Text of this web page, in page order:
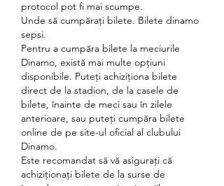
protocol pot fi mai scumpe.
Unde să cumpărați bilete. Bilete dinamo
sepsi.
Pentru a cumpăra bilete la meciurile
Dinamo, există mai multe opțiuni
disponibile. Puteți achiziționa bilete
direct de la stadion, de la casele de
bilete, înainte de meci sau în zilele
anterioare, sau puteți cumpăra bilete
online de pe site-ul oficial al clubului
Dinamo.
Este recomandat să vă asigurați că
achiziționați bilete de la surse de